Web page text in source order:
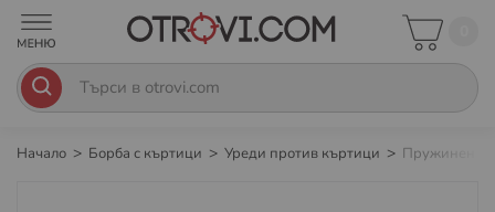
Начало Борба с къртици Уреди против къртици Пружинен